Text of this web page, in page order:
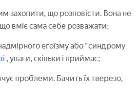
захопити, що розповісти. Вона не
вміє сама себе розважати;
егоїзму або "синдрому
, уваги, скільки і приймає;
проблеми. Бачить їх тверезо,